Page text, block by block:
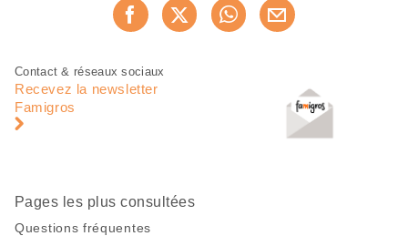
Recommander maintenant
Pied
page
Navigation
pied
Contact & réseaux sociaux
Recevez la newsletter
Famigros
Pages les plus consultées
Questions fréquentes